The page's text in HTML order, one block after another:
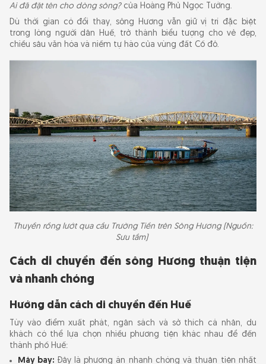
Chợ Đông Ba - nét văn hóa đặc sắc bên bờ
sông Hương
Ai đã đặt tên cho dòng sông?của Hoàng Phủ Ngọc Tường.
Dù thời gian có đổi thay, sông Hương vẫn giữ vị trí đặc biệt
trong lòng người dân Huế, trở thành biểu tượng cho vẻ đẹp,
chiều sâu văn hóa và niềm tự hào của vùng đất Cố đô.
Thuyền rồng lướt qua cầu Trường Tiền trên Sông Hương (Nguồn:
Sưu tầm)
Cách di chuyển đến sông Hương thuận tiện
và nhanh chóng
Hướng dẫn cách di chuyển đến Huế
Tùy vào điểm xuất phát, ngân sách và sở thích cá nhân, du
khách có thể lựa chọn nhiều phương tiện khác nhau để đến
thành phố Huế:
Máy bay: Đây là phương án nhanh chóng và thuận tiện nhất